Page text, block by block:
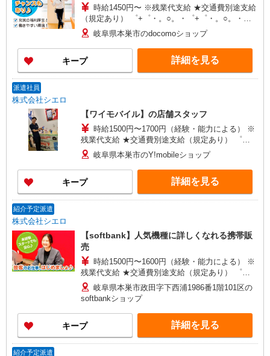
時給1450円〜 ※残業代支給 ★交通費別途支給
（規定あり） ゜+゜・。○。・゜+゜・。○。・゜
+゜ 入社祝い金10万円支給(規定有) お友達を紹介
頂くと, インセンティブ支給(規定有) ★月2回払
い・週払い可能（規程有）★ ゜・。○。・゜
+゜・。○。・゜+゜
岐阜県本巣市のdocomoショップ
キープ 詳細を見る
派遣社員
株式会社シエロ
【ワイモバイル】の店舗スタッフ
時給1500円〜1700円（経験・能力による） ※
残業代支給 ★交通費別途支給（規定あり） ゜
+゜・。○。・゜+゜・。○。・゜+゜ 入社祝い金10
万円支給(規定有) お友達を紹介頂くと, インセンテ
ィブ支給(規定有) ★月2回払い・週払い可能（規程
有）★ ゜・。○。・゜+゜・。○。・゜+゜
岐阜県本巣市のY!mobileショップ
キープ 詳細を見る
紹介予定派遣
株式会社シエロ
【softbank】人気機種に詳しくなれる携帯販
売
時給1500円〜1600円（経験・能力による） ※
残業代支給 ★交通費別途支給（規定あり） ゜
+゜・。○。・゜+゜・。○。・゜+゜ 入社祝い金10
万円支給(規定有) お友達を紹介頂くと, インセンテ
ィブ支給(規定有) ★月2回払い・週払い可能（規程
有）★ ゜・。○。・゜+゜・。○。・゜+゜
岐阜県本巣市政田字下西浦1986番1階101区の
softbankショップ
キープ 詳細を見る
紹介予定派遣